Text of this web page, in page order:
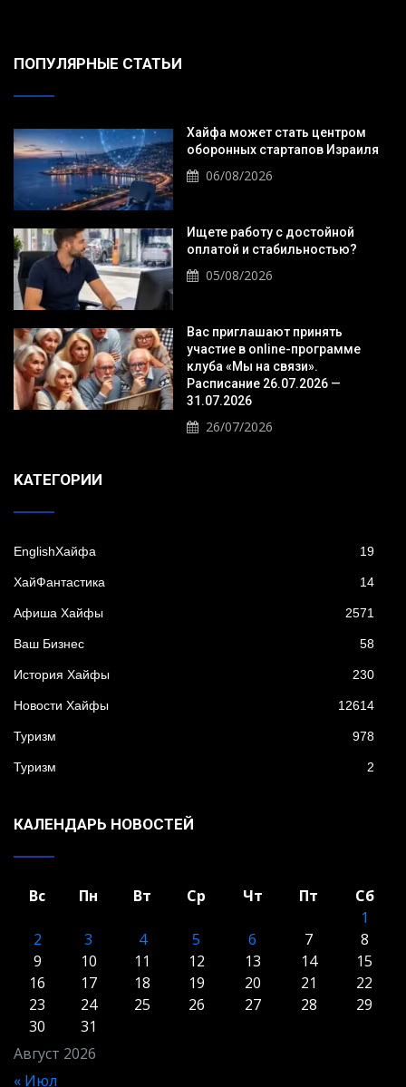
ПОПУЛЯРНЫЕ СТАТЬИ
Хайфа может стать центром
оборонных стартапов Израиля
06/08/2026
Ищете работу с достойной
оплатой и стабильностью?
05/08/2026
Вас приглашают принять
участие в online-программе
клуба «Мы на связи».
Расписание 26.07.2026 —
31.07.2026
26/07/2026
KАТЕГОРИИ
EnglishХайфа 19
XайФантастика 14
Афиша Хайфы 2571
Ваш Бизнес 58
История Хайфы 230
Новости Хайфы 12614
Туризм 978
Туризм 2
КАЛЕНДАРЬ НОВОСТЕЙ
Август 2026
Вс Пн Вт Ср Чт Пт
Сб
1
2
3 4 5 6 7
8
9
10 11 12 13 14
15
16
17 18 19 20 21
22
23
24 25 26 27 28
29
30
31
« Июл